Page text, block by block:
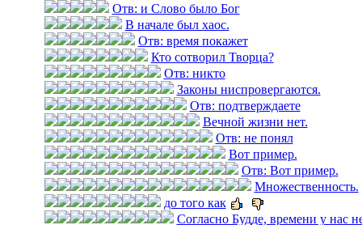
Отв: и Слово было Бог
В начале был хаос.
Отв: время покажет
Кто сотворил Творца?
Отв: никто
Законы ниспровергаются.
Отв: подтверждаете
Вечной жизни нет.
Отв: не понял
Вот пример.
Отв: Вот пример.
Множественность.
до того как
Согласно Будде, времени у нас